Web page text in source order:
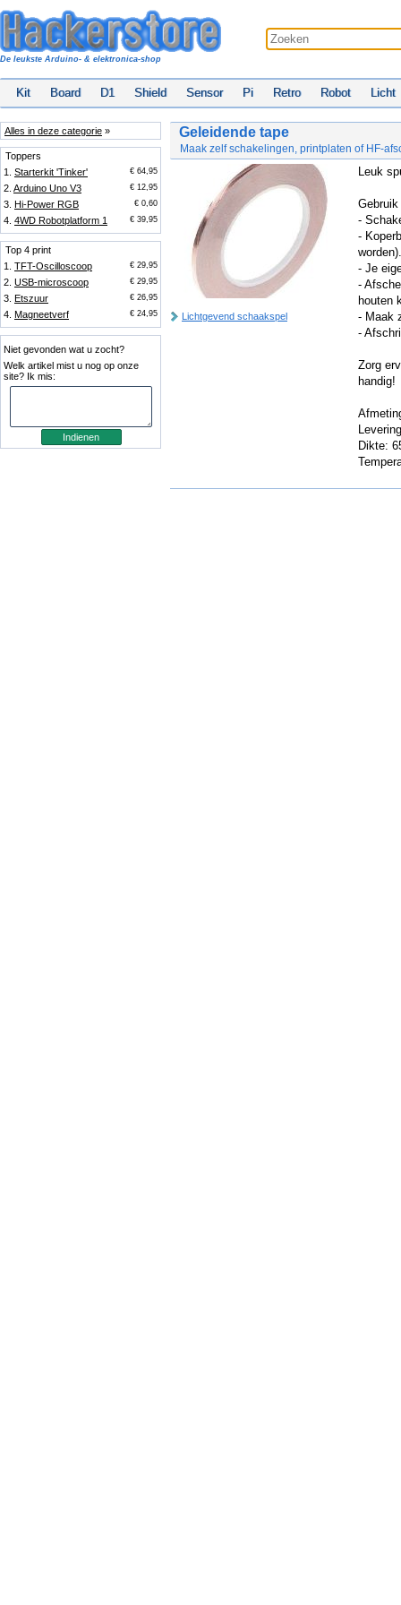
De leukste Arduino- & elektronica-shop
Kit Board D1 Shield Sensor Pi Retro Robot Licht
Alles in deze categorie »
Toppers
1. Starterkit 'Tinker' € 64,95
2. Arduino Uno V3 € 12,95
3. Hi-Power RGB € 0,60
4. 4WD Robotplatform 1 € 39,95
Top 4 print
1. TFT-Oscilloscoop € 29,95
2. USB-microscoop € 29,95
3. Etszuur € 26,95
4. Magneetverf € 24,95
Niet gevonden wat u zocht?
Welk artikel mist u nog op onze
site? Ik mis:
Geleidende tape
Maak zelf schakelingen, printplaten of HF-
Lichtgevend schaakspel
Leuk
-
-
worden).
- Je
-
houten
- Maak
-
Zorg
handig!
Dikte: